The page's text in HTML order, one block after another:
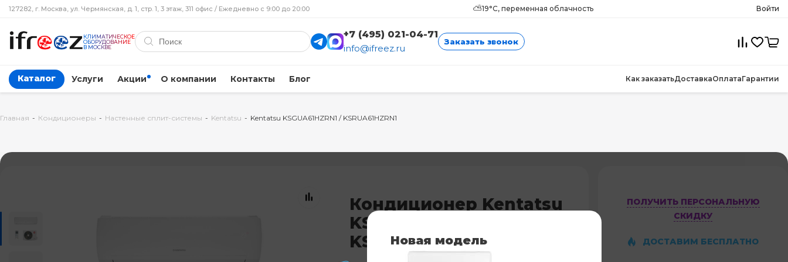
127282, г. Москва, ул. Чермянская, д. 1, стр. 1, 3 этаж, 311 офис / Ежедневно с 9:00 до 20:00 ⛅19°C, переменная облачность Войти
КЛИМАТИЧЕСКОЕ
ОБОРУДОВАНИЕ
В МОСКВЕ
+7 (495) 021-04-71
info@ifreez.ru
Заказать звонок
Каталог Услуги Акции О компании Контакты Блог Как заказатьДоставкаОплатаГарантии
Главная - Кондиционеры - Настенные сплит-системы - Kentatsu - Kentatsu KSGUA61HZRN1 / KSRUA61HZRN1
Кондиционер Kentatsu
KSGUA61HZRN1 /
KSRUA61HZRN1
ПОЛУЧИТЬ ПЕРСОНАЛЬНУЮ
СКИДКУ
ДОСТАВИМ БЕСПЛАТНО
Новая модель